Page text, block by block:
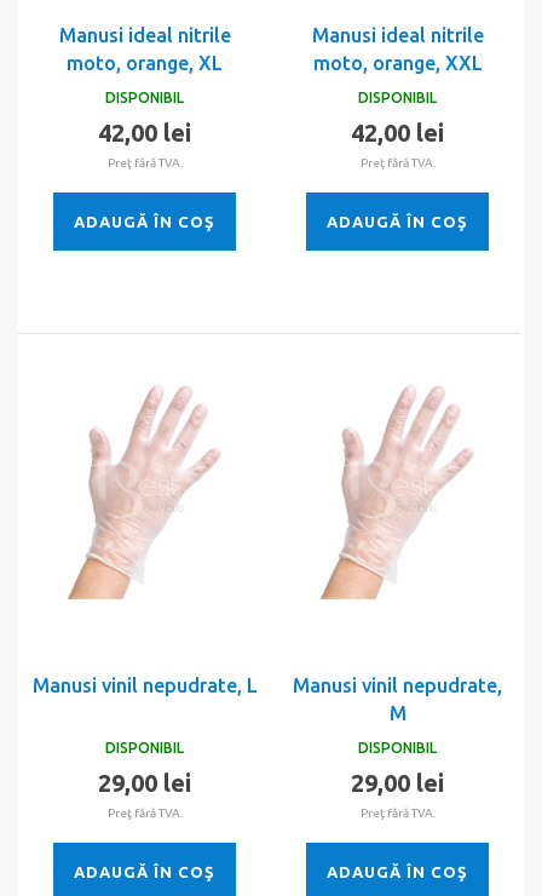
Manusi ideal nitrile
moto, orange, XL
DISPONIBIL
42,00 lei
Preţ fără TVA.
ADAUGĂ ÎN COŞ
Manusi ideal nitrile
moto, orange, XXL
DISPONIBIL
42,00 lei
Preţ fără TVA.
ADAUGĂ ÎN COŞ
Manusi vinil nepudrate, L
DISPONIBIL
29,00 lei
Preţ fără TVA.
ADAUGĂ ÎN COŞ
Manusi vinil nepudrate,
M
DISPONIBIL
29,00 lei
Preţ fără TVA.
ADAUGĂ ÎN COŞ